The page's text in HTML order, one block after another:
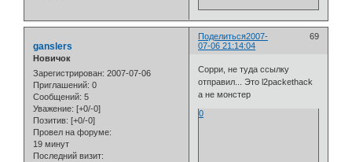
Поделиться 69
2007-
07-06 21:14:04
ganslers
Новичок
Зарегистрирован: 2007-07-06
Приглашений: 0
Сообщений: 5
Уважение: [+0/-0]
Позитив: [+0/-0]
Провел на форуме:
19 минут
Последний визит:
Сорри, не туда ссылку
отправил... Это l2packethack
а не монстер
0